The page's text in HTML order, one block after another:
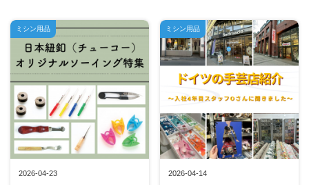
2026-04-23
ミシン用品
2026-04-14
ミシン用品